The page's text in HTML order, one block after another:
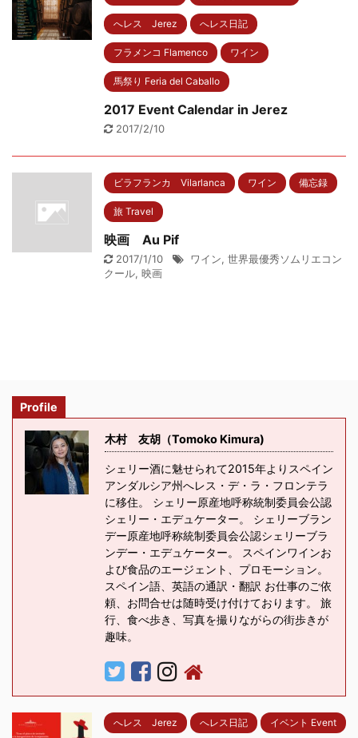
へレス Jerez へレス日記
フラメンコ Flamenco ワイン
馬祭り Feria del Caballo
2017 Event Calendar in Jerez
2017/2/10
ビラフランカ Vilarlanca ワイン 備忘録
旅 Travel
映画 Au Pif
2017/1/10 ワイン, 世界最優秀ソムリエコン
クール, 映画
Profile
木村 友胡（Tomoko Kimura)
シェリー酒に魅せられて2015年よりスペイン
アンダルシア州へレス・デ・ラ・フロンテラ
に移住。 シェリー原産地呼称統制委員会公認
シェリー・エデュケーター。 シェリーブラン
デー原産地呼称統制委員会公認シェリーブラ
ンデー・エデュケーター。 スペインワインお
よび食品のエージェント、プロモーション。
スペイン語、英語の通訳・翻訳 お仕事のご依
頼、お問合せは随時受け付けております。 旅
行、食べ歩き、写真を撮りながらの街歩きが
趣味。
へレス Jerez へレス日記 イベント Event